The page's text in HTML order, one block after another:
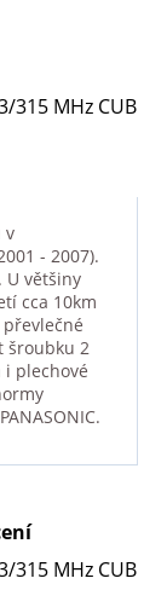
315 MHz CUB
v
- 2007).
U většiny
cca 10km
šroubku 2
i plechové
315 MHz CUB